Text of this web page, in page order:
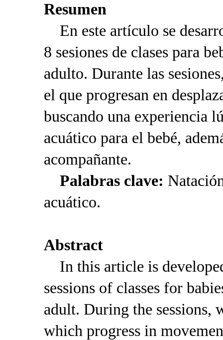
Resumen
En este artículo se
8 sesiones de clases para
adulto. Durante las
el que progresan en
buscando una experiencia
acuático para el bebé,
acompañante.
Palabras clave:
acuático.
Abstract
In this article is
sessions of classes for
adult. During the sessions,
which progress in